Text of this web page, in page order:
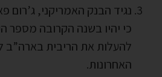
נגיד הבנק האמריקני, ג’רום
כי יהיו בשנה הקרובה מספר
להעלות את הריבית בארה”ב
האחרונות.